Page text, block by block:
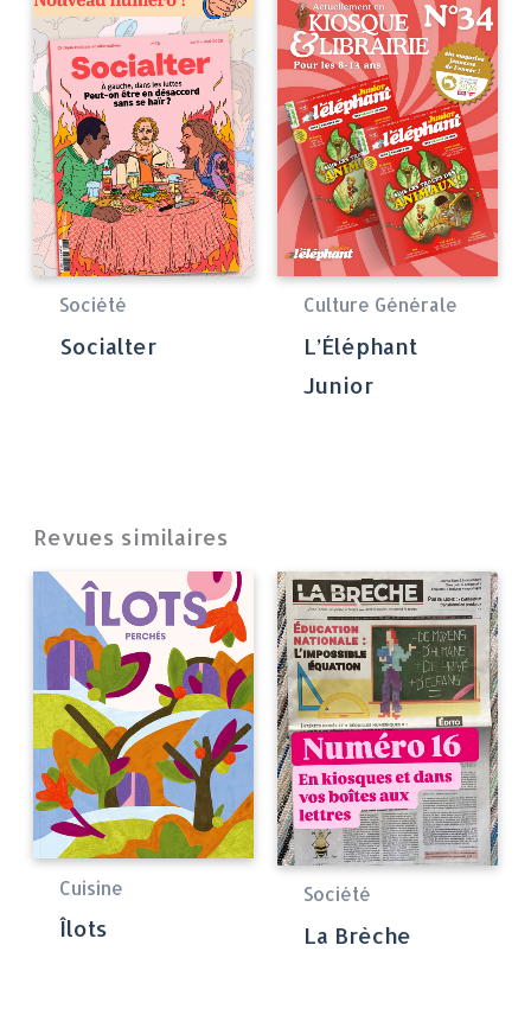
Société
Socialter
Culture Générale
L’Éléphant
Junior
Revues similaires
Cuisine
Îlots
Société
La Brèche